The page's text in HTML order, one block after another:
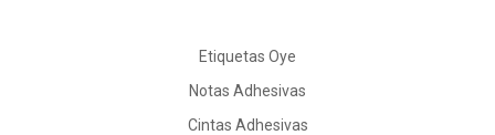
Etiquetas Oye
Notas Adhesivas
Cintas Adhesivas